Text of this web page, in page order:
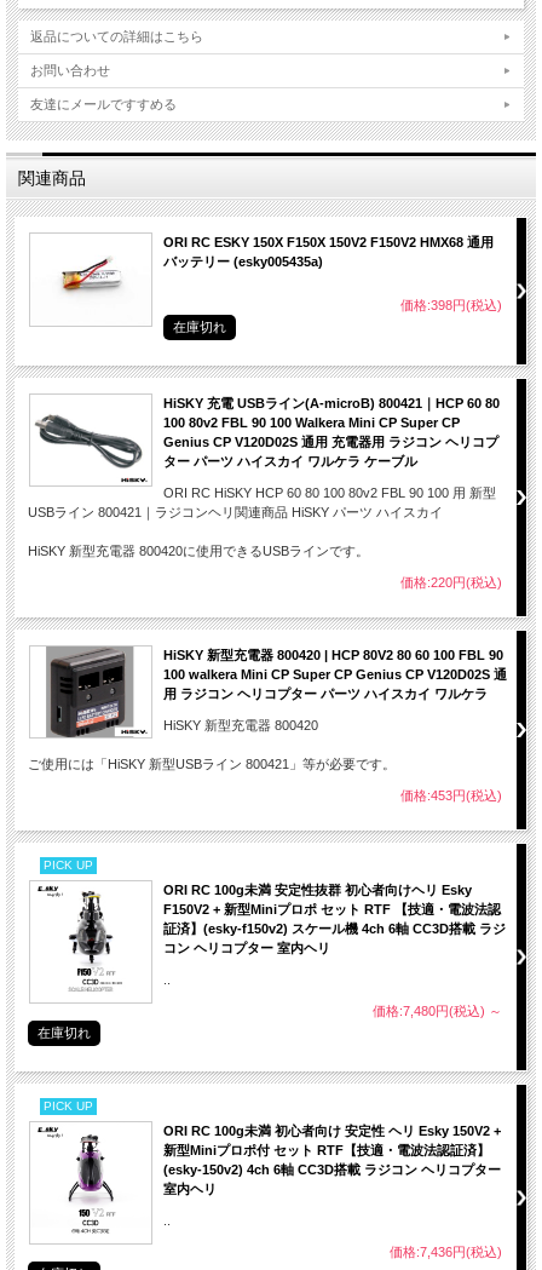
○飛ばしやすさと壊れ難さで好評を博したREVOがLED仕様になって数量
○小型な高輝度LEDをローター内に完全収納
○Solo Maxx Revo の性能をそのまま受け継いだ純血3Dヘリ
○特殊構造によりローターのLEDに給電!!ローターが発光!!
○高輝度LEDにより日中の屋外でもローターの光跡が楽しめる
○ローター上面と下面で異なる発光色を採用。姿勢確認が容易に
○SLT™プロトコル採用
2.4GHz 6ch 超小型電動3Dヘリコプター
返品についての詳細はこちら
お問い合わせ
友達にメールですすめる
関連商品
ORI RC ESKY 150X F150X 150V2 F150V2 HMX68 通用
バッテリー (esky005435a)
価格:398円(税込)
在庫切れ
HiSKY 充電 USBライン(A-microB) 800421｜HCP 60 80
100 80v2 FBL 90 100 Walkera Mini CP Super CP
Genius CP V120D02S 通用 充電器用 ラジコン ヘリコプ
ター パーツ ハイスカイ ワルケラ ケーブル
ORI RC HiSKY HCP 60 80 100 80v2 FBL 90 100 用 新型
USBライン 800421｜ラジコンヘリ関連商品 HiSKY パーツ ハイスカイ
HiSKY 新型充電器 800420に使用できるUSBラインです。
価格:220円(税込)
HiSKY 新型充電器 800420 | HCP 80V2 80 60 100 FBL 90
100 walkera Mini CP Super CP Genius CP V120D02S 通
用 ラジコン ヘリコプター パーツ ハイスカイ ワルケラ
HiSKY 新型充電器 800420
ご使用には「HiSKY 新型USBライン 800421」等が必要です。
価格:453円(税込)
PICK UP
ORI RC 100g未満 安定性抜群 初心者向けヘリ Esky
F150V2 + 新型Miniプロポ セット RTF 【技適・電波法認
証済】(esky-f150v2) スケール機 4ch 6軸 CC3D搭載 ラジ
コン ヘリコプター 室内ヘリ
価格:7,480円(税込) ～
在庫切れ
PICK UP
ORI RC 100g未満 初心者向け 安定性 ヘリ Esky 150V2 +
新型Miniプロポ付 セット RTF【技適・電波法認証済】
(esky-150v2) 4ch 6軸 CC3D搭載 ラジコン ヘリコプター
室内ヘリ
価格:7,436円(税込)